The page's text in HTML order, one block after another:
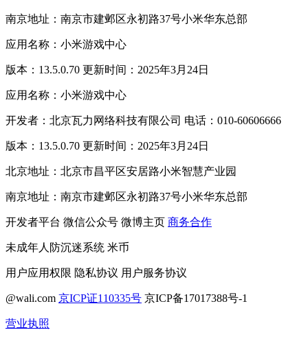
南京地址：南京市建邺区永初路37号小米华东总部
应用名称：小米游戏中心
版本：13.5.0.70 更新时间：2025年3月24日
应用名称：小米游戏中心
开发者：北京瓦力网络科技有限公司 电话：010-60606666
版本：13.5.0.70 更新时间：2025年3月24日
北京地址：北京市昌平区安居路小米智慧产业园
南京地址：南京市建邺区永初路37号小米华东总部
开发者平台 微信公众号 微博主页 商务合作
未成年人防沉迷系统 米币
用户应用权限 隐私协议 用户服务协议
@wali.com 京ICP证110335号 京ICP备17017388号-1
营业执照